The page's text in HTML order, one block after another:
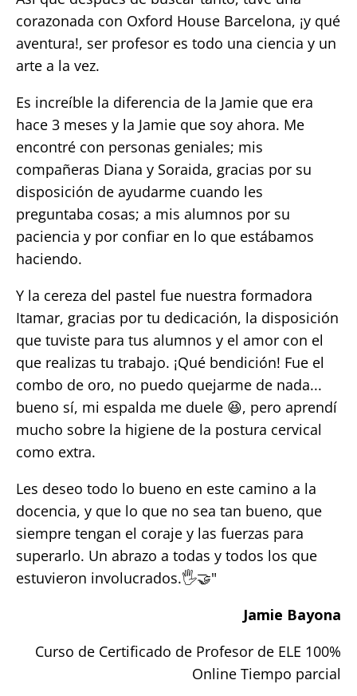
corazonada con Oxford House Barcelona, ¡y qué
aventura!, ser profesor es todo una ciencia y un
arte a la vez.
Es increíble la diferencia de la Jamie que era
hace 3 meses y la Jamie que soy ahora. Me
encontré con personas geniales; mis
compañeras Diana y Soraida, gracias por su
disposición de ayudarme cuando les
preguntaba cosas; a mis alumnos por su
paciencia y por confiar en lo que estábamos
haciendo.
Y la cereza del pastel fue nuestra formadora
Itamar, gracias por tu dedicación, la disposición
que tuviste para tus alumnos y el amor con el
que realizas tu trabajo. ¡Qué bendición! Fue el
combo de oro, no puedo quejarme de nada...
bueno sí, mi espalda me duele 😆, pero aprendí
mucho sobre la higiene de la postura cervical
como extra.
Les deseo todo lo bueno en este camino a la
docencia, y que lo que no sea tan bueno, que
siempre tengan el coraje y las fuerzas para
superarlo. Un abrazo a todas y todos los que
estuvieron involucrados.🖐️🤝"
Jamie Bayona
Curso de Certificado de Profesor de ELE 100%
Online Tiempo parcial